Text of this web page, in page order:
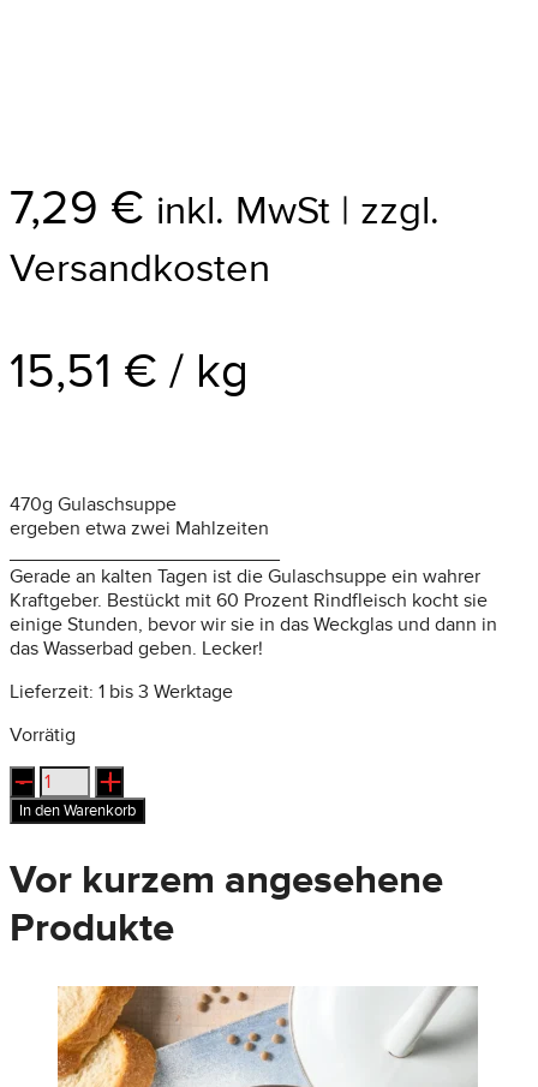
7,29 € inkl. MwSt | zzgl.
Versandkosten
15,51 € / kg
470g Gulaschsuppe
ergeben etwa zwei Mahlzeiten
Gerade an kalten Tagen ist die Gulaschsuppe ein wahrer
Kraftgeber. Bestückt mit 60 Prozent Rindfleisch kocht sie
einige Stunden, bevor wir sie in das Weckglas und dann in
das Wasserbad geben. Lecker!
Lieferzeit: 1 bis 3 Werktage
Vorrätig
Gulaschsuppe
Menge
In den Warenkorb
Vor kurzem angesehene
Produkte